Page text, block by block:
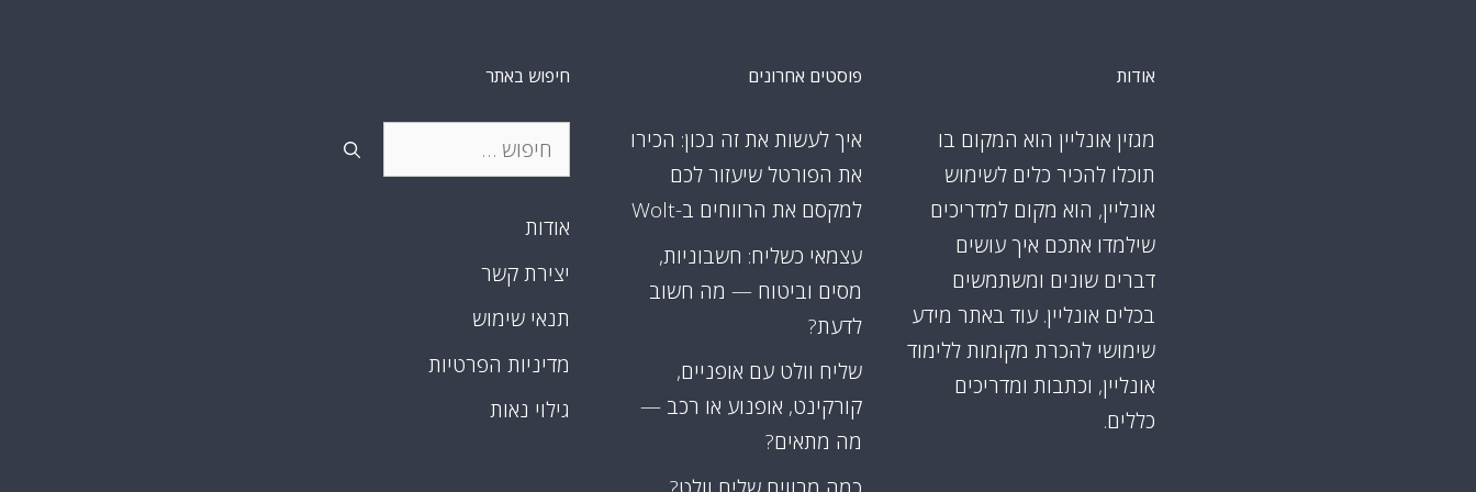
אודות
מגזין אונליין הוא המקום בו
תוכלו להכיר כלים לשימוש
אונליין, הוא מקום למדריכים
שילמדו אתכם איך עושים
דברים שונים ומשתמשים
בכלים אונליין. עוד באתר מידע
שימושי להכרת מקומות ללימוד
אונליין, וכתבות ומדריכים
כללים.
פוסטים אחרונים
איך לעשות את זה נכון: הכירו
את הפורטל שיעזור לכם
למקסם את הרווחים ב-Wolt
עצמאי כשליח: חשבוניות,
מסים וביטוח — מה חשוב
לדעת?
שליח וולט עם אופניים,
קורקינט, אופנוע או רכב —
מה מתאים?
חיפוש באתר
חיפוש:
אודות
יצירת קשר
תנאי שימוש
מדיניות הפרטיות
גילוי נאות